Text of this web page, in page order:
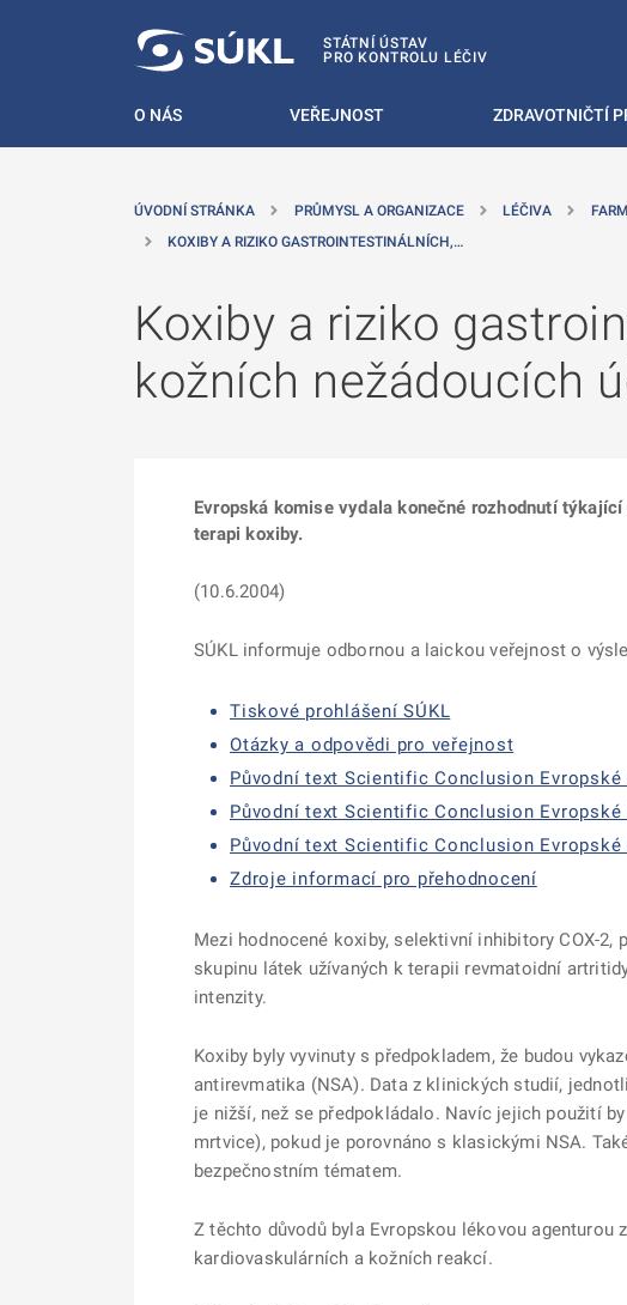
STÁTNÍ ÚSTAV
PRO KONTROLU LÉČIV
O NÁS VEŘEJNOST ZDRAVOTNIČTÍ
ÚVODNÍ STRÁNKA PRŮMYSL A ORGANIZACE LÉČIVA
KOXIBY A RIZIKO GASTROINTESTINÁLNÍCH,…
Koxiby a riziko
kožních nežádoucích
Evropská komise vydala konečné rozhodnutí
terapi koxiby.
(10.6.2004)
SÚKL informuje odbornou a laickou veřejnost o
Tiskové prohlášení SÚKL
Otázky a odpovědi pro veřejnost
Původní text Scientific Conclusion
Původní text Scientific Conclusion
Původní text Scientific Conclusion
Zdroje informací pro přehodnocení
Mezi hodnocené koxiby, selektivní inhibitory COX-
skupinu látek užívaných k terapii revmatoidní
intenzity.
Koxiby byly vyvinuty s předpokladem, že budou
antirevmatika (NSA). Data z klinických studií,
je nižší, než se předpokládalo. Navíc jejich použití
mrtvice), pokud je porovnáno s klasickými NSA.
bezpečnostním tématem.
Z těchto důvodů byla Evropskou lékovou
kardiovaskulárních a kožních reakcí.